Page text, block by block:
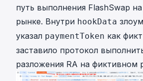
путь выполнения FlashSwap
рынке. Внутри hookData
указал paymentToken как
заставило протокол
разложения RA на фиктивном